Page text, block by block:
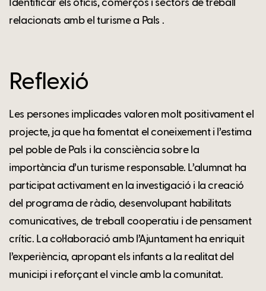
Identificar els oficis, comerços i sectors de treball
relacionats amb el turisme a Pals .
Reflexió
Les persones implicades valoren molt positivament el
projecte, ja que ha fomentat el coneixement i l’estima
pel poble de Pals i la consciència sobre la
importància d’un turisme responsable. L’alumnat ha
participat activament en la investigació i la creació
del programa de ràdio, desenvolupant habilitats
comunicatives, de treball cooperatiu i de pensament
crític. La col·laboració amb l’Ajuntament ha enriquit
l’experiència, apropant els infants a la realitat del
municipi i reforçant el vincle amb la comunitat.